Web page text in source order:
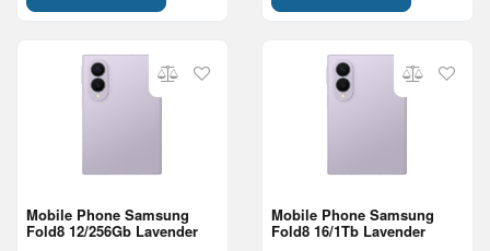
Mobile Phone Samsung
Fold8 12/256Gb Lavender
Mobile Phone Samsung
Fold8 16/1Tb Lavender